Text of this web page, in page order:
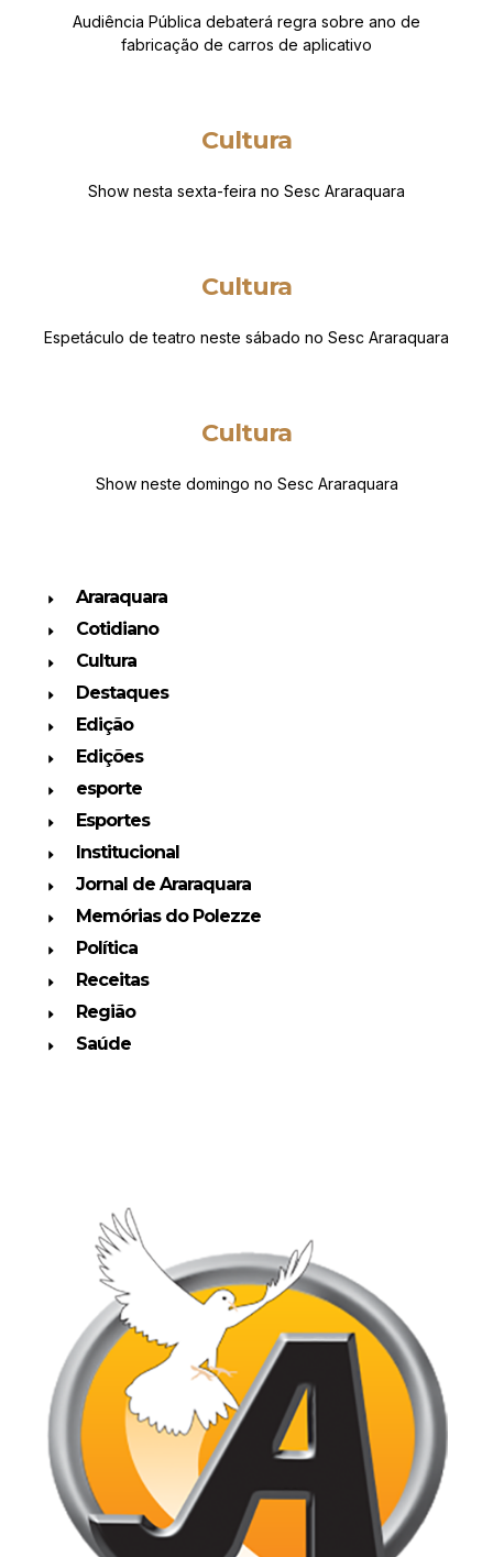
Audiência Pública debaterá regra sobre ano de
fabricação de carros de aplicativo
Cultura
Show nesta sexta-feira no Sesc Araraquara
Cultura
Espetáculo de teatro neste sábado no Sesc Araraquara
Cultura
Show neste domingo no Sesc Araraquara
Araraquara
Cotidiano
Cultura
Destaques
Edição
Edições
esporte
Esportes
Institucional
Jornal de Araraquara
Memórias do Polezze
Política
Receitas
Região
Saúde